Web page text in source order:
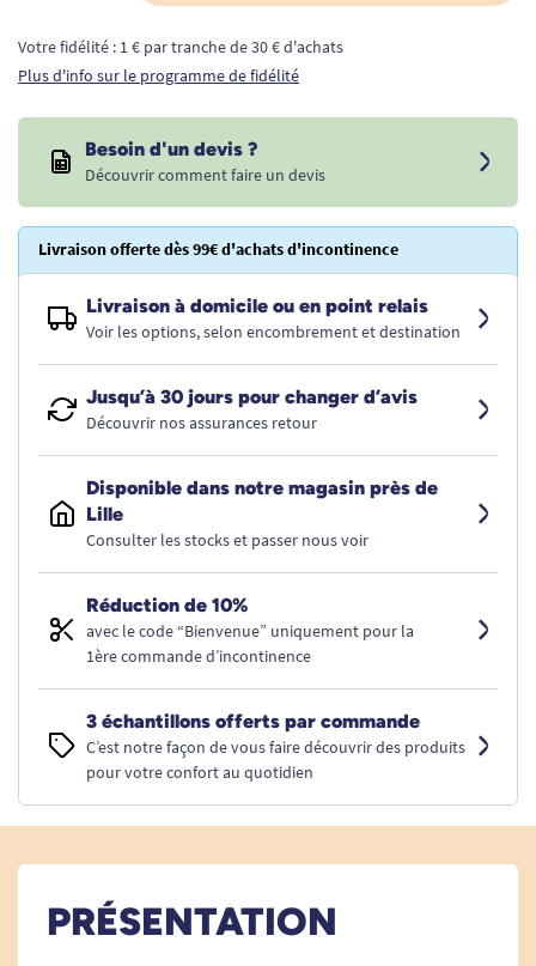
Votre fidélité : 1 € par tranche de 30 € d'achats
Plus d'info sur le programme de fidélité
Besoin d'un devis ?
Découvrir comment faire un devis
Livraison offerte dès 99€ d'achats d'incontinence
Livraison à domicile ou en point relais
Voir les options, selon encombrement et destination
Jusqu’à 30 jours pour changer d’avis
Découvrir nos assurances retour
Disponible dans notre magasin près de
Lille
Consulter les stocks et passer nous voir
Réduction de 10%
avec le code “Bienvenue” uniquement pour la
1ère commande d’incontinence
3 échantillons offerts par commande
C’est notre façon de vous faire découvrir des produits
pour votre confort au quotidien
PRÉSENTATION